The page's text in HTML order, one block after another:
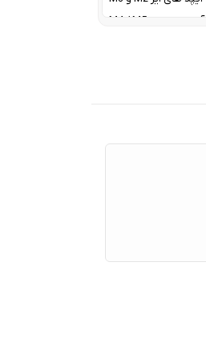
آیپد پرو های M4 / M5